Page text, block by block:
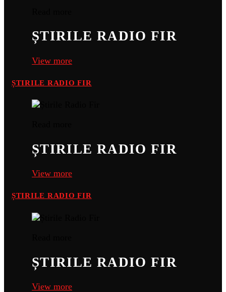
ȘTIRILE RADIO FIR
View more
ȘTIRILE RADIO FIR
ȘTIRILE RADIO FIR
View more
ȘTIRILE RADIO FIR
ȘTIRILE RADIO FIR
View more